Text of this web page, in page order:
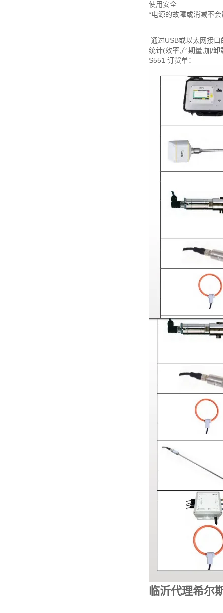
使用安全
*电源的故障或消减不
通过USB或以太网接
统计(效率,产期量,加/卸
S551 订货单：
临沂代理希尔